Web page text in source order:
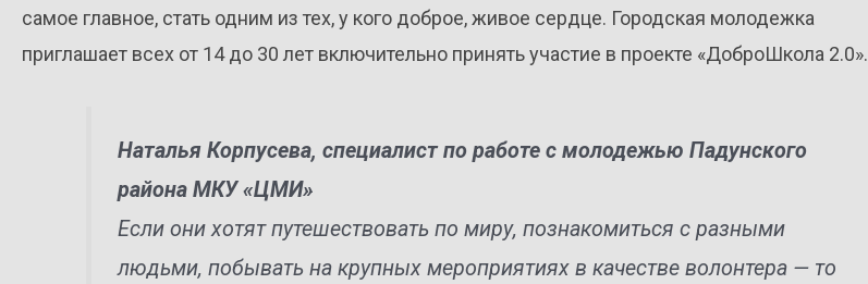
самое главное, стать одним из тех, у кого доброе, живое сердце. Городская молодежка
приглашает всех от 14 до 30 лет включительно принять участие в проекте «ДоброШкола 2.0».
Наталья Корпусева, специалист по работе с молодежью Падунского
района МКУ «ЦМИ»
Если они хотят путешествовать по миру, познакомиться с разными
людьми, побывать на крупных мероприятиях в качестве волонтера — то